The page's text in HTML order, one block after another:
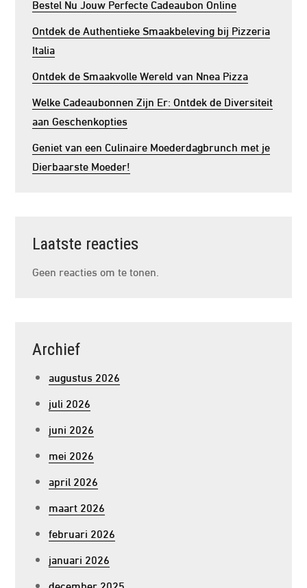
Bestel Nu Jouw Perfecte Cadeaubon Online
Ontdek de Authentieke Smaakbeleving bij Pizzeria
Italia
Ontdek de Smaakvolle Wereld van Nnea Pizza
Welke Cadeaubonnen Zijn Er: Ontdek de Diversiteit
aan Geschenkopties
Geniet van een Culinaire Moederdagbrunch met je
Dierbaarste Moeder!
Laatste reacties
Geen reacties om te tonen.
Archief
augustus 2026
juli 2026
juni 2026
mei 2026
april 2026
maart 2026
februari 2026
januari 2026